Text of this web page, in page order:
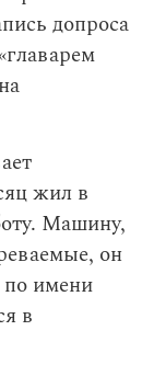
допроса
жил в
Машину,
он
по имени
в